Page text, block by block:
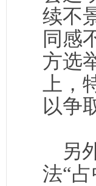
续不
同感
方选
上
以争
另
法“